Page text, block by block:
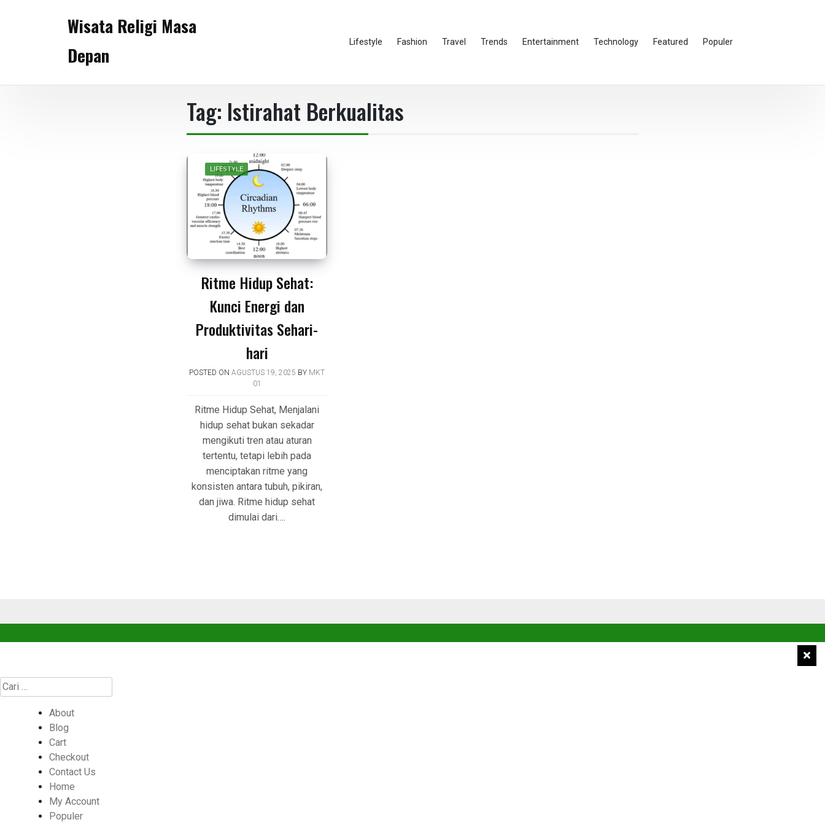
Wisata Religi Masa
Depan
Lifestyle Fashion Travel Trends Entertainment Technology Featured Populer
Tag: Istirahat Berkualitas
LIFESTYLE
Ritme Hidup Sehat:
Kunci Energi dan
Produktivitas Sehari-
hari
POSTED ONAGUSTUS 19, 2025 BY MKT
01
Ritme Hidup Sehat, Menjalani
hidup sehat bukan sekadar
mengikuti tren atau aturan
tertentu, tetapi lebih pada
menciptakan ritme yang
konsisten antara tubuh, pikiran,
dan jiwa. Ritme hidup sehat
dimulai dari….
Cari
untuk:
About
Blog
Cart
Checkout
Contact Us
Home
My Account
Populer